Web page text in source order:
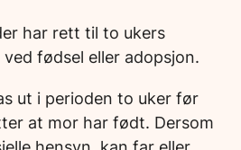
har rett til to ukers
fødsel eller adopsjon.
ut i perioden to uker før
at mor har født. Dersom